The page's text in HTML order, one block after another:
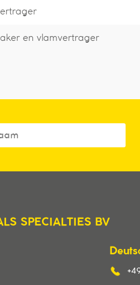
en vlamvertrager
SPECIALTIES BV